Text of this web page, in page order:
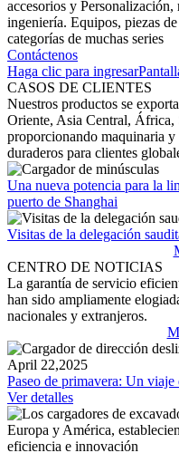
accesorios y
ingeniería. Equipos, piezas
categorías de muchas series
Contáctenos
Haga clic para ingresar
CASOS DE CLIENTES
Nuestros productos se
Oriente, Asia Central, África,
proporcionando maquinaria
duraderos para clientes
Una nueva potencia para la
puerto de Shanghai
Visitas de la delegación
CENTRO DE NOTICIAS
La garantía de servicio
han sido ampliamente
nacionales y extranjeros.
April 22,2025
Paseo de primavera: Un
Ver detalles